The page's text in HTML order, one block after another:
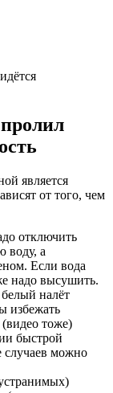
является
от того, чем
отключить
воду, а
Если вода
надо высушить.
налёт
избежать
тоже)
быстрой
случаев можно